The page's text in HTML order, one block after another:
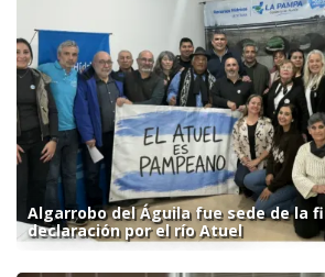
Algarrobo del Águila fue sede de la
declaración por el río Atuel